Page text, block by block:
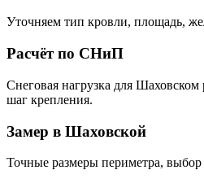
Уточняем тип кровли, площадь,
Расчёт по СНиП
Снеговая нагрузка для Шаховском
шаг крепления.
Замер в Шаховской
Точные размеры периметра,